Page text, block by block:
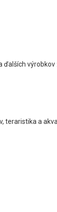
výrobkov
teraristika a